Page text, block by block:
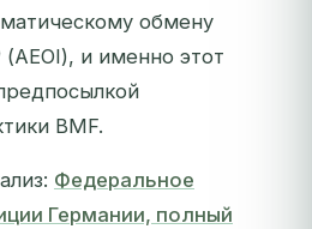
обмену
и именно этот
BMF.
Федеральное
Германии, полный